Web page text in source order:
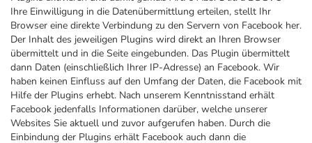
Ihre Einwilligung in die Datenübermittlung erteilen, stellt Ihr
Browser eine direkte Verbindung zu den Servern von Facebook her.
Der Inhalt des jeweiligen Plugins wird direkt an Ihren Browser
übermittelt und in die Seite eingebunden. Das Plugin übermittelt
dann Daten (einschließlich Ihrer IP-Adresse) an Facebook. Wir
haben keinen Einfluss auf den Umfang der Daten, die Facebook mit
Hilfe der Plugins erhebt. Nach unserem Kenntnisstand erhält
Facebook jedenfalls Informationen darüber, welche unserer
Websites Sie aktuell und zuvor aufgerufen haben. Durch die
Einbindung der Plugins erhält Facebook auch dann die